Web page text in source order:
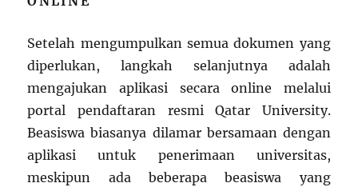
Setelah mengumpulkan semua dokumen yang
diperlukan, langkah selanjutnya adalah
mengajukan aplikasi secara online melalui
portal pendaftaran resmi Qatar University.
Beasiswa biasanya dilamar bersamaan dengan
aplikasi untuk penerimaan universitas,
meskipun ada beberapa beasiswa yang